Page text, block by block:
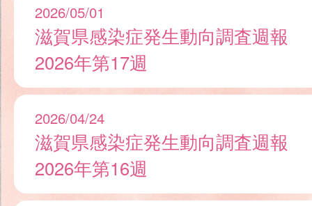
2026/05/01
滋賀県感染症発生動向調査週報
2026年第17週
2026/04/24
滋賀県感染症発生動向調査週報
2026年第16週